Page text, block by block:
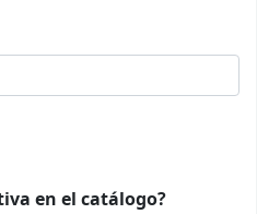
en el catálogo?